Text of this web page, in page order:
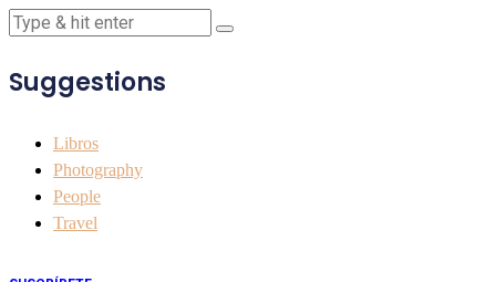
Suggestions
Libros
Photography
People
Travel